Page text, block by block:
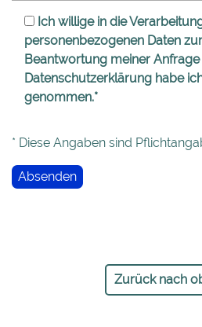
Ich willige in die
personenbezogenen Daten
Beantwortung meiner Anfrage
Datenschutzerklärung habe
genommen.*
* Diese Angaben sind
Zurück nach